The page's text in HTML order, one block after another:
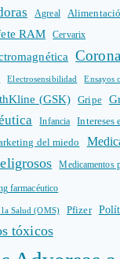
Agreal
RAM Cervarix
Electrosensibilidad Ensayos
(GSK) Gripe
Infancia
Intereses
del miedo
Medicamentos
farmacéutico
Salud (OMS) Pfizer
tóxicos